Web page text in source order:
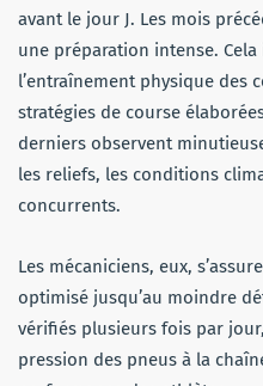
avant le jour J. Les mois
une préparation intense.
l’entraînement physique des
stratégies de course
derniers observent
les reliefs, les conditions
concurrents.
Les mécaniciens, eux,
optimisé jusqu’au moindre
vérifiés plusieurs fois par
pression des pneus à la